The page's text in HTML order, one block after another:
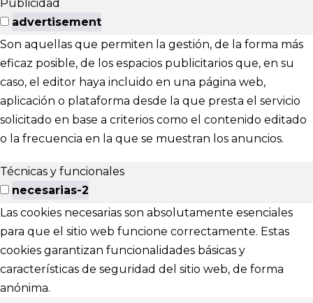
Publicidad
advertisement
Son aquellas que permiten la gestión, de la forma más
eficaz posible, de los espacios publicitarios que, en su
caso, el editor haya incluido en una página web,
aplicación o plataforma desde la que presta el servicio
solicitado en base a criterios como el contenido editado
o la frecuencia en la que se muestran los anuncios.
Técnicas y funcionales
necesarias-2
Las cookies necesarias son absolutamente esenciales
para que el sitio web funcione correctamente. Estas
cookies garantizan funcionalidades básicas y
características de seguridad del sitio web, de forma
anónima.